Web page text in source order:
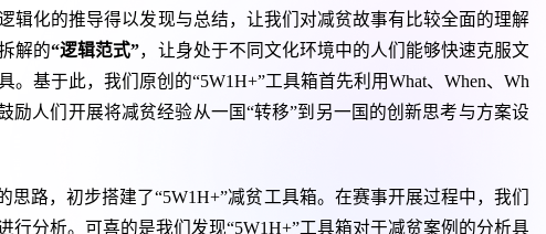
辑化的推导得以发现与总结，让我们对减贫故事有比较全面的理解
解的“逻辑范式”，让身处于不同文化环境中的人们能够快速克服文
基于此，我们原创的“5W1H+”工具箱首先利用What、When、Wh
人们开展将减贫经验从一国“转移”到另一国的创新思考与方案设
路，初步搭建了“5W1H+”减贫工具箱。在赛事开展过程中，我们
分析。可喜的是我们发现“5W1H+”工具箱对于减贫案例的分析具